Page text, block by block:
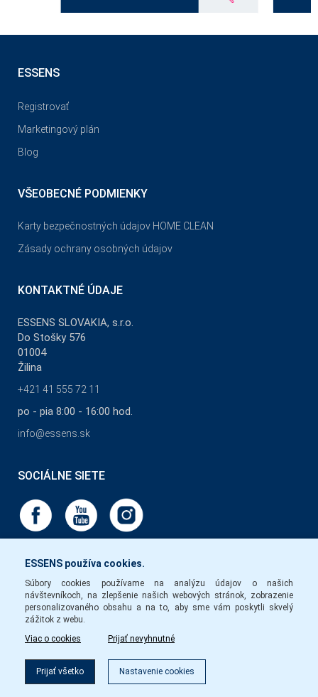
ESSENS používa cookies.
Súbory cookies používame na analýzu údajov o našich
návštevníkoch, na zlepšenie našich webových stránok, zobrazenie
personalizovaného obsahu a na to, aby sme vám poskytli skvelý
zážitok z webu.
Viac o cookies
Prijať nevyhnutné
Prijať všetko Nastavenie cookies
ESSENS
Registrovať
Marketingový plán
Blog
VŠEOBECNÉ PODMIENKY
Karty bezpečnostných údajov HOME CLEAN
Zásady ochrany osobných údajov
KONTAKTNÉ ÚDAJE
ESSENS SLOVAKIA, s.r.o.
Do Stošky 576
01004
Žilina
+421 41 555 72 11
po - pia 8:00 - 16:00 hod.
info@essens.sk
SOCIÁLNE SIETE